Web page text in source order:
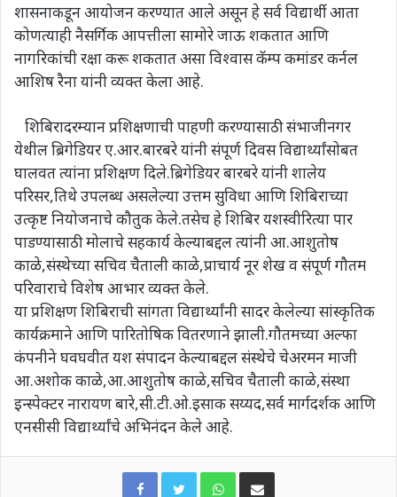
शासनाकडून आयोजन करण्यात आले असून हे सर्व विद्यार्थी आता
कोणत्याही नैसर्गिक आपत्तीला सामोरे जाऊ शकतात आणि
नागरिकांची रक्षा करू शकतात असा विश्वास कॅम्प कमांडर कर्नल
आशिष रैना यांनी व्यक्त केला आहे.
शिबिरादरम्यान प्रशिक्षणाची पाहणी करण्यासाठी संभाजीनगर
येथील ब्रिगेडियर ए.आर.बारबरे यांनी संपूर्ण दिवस विद्यार्थ्यांसोबत
घालवत त्यांना प्रशिक्षण दिले.ब्रिगेडियर बारबरे यांनी शालेय
परिसर,तिथे उपलब्ध असलेल्या उत्तम सुविधा आणि शिबिराच्या
उत्कृष्ट नियोजनाचे कौतुक केले.तसेच हे शिबिर यशस्वीरित्या पार
पाडण्यासाठी मोलाचे सहकार्य केल्याबद्दल त्यांनी आ.आशुतोष
काळे,संस्थेच्या सचिव चैताली काळे,प्राचार्य नूर शेख व संपूर्ण गौतम
परिवाराचे विशेष आभार व्यक्त केले.
या प्रशिक्षण शिबिराची सांगता विद्यार्थ्यांनी सादर केलेल्या सांस्कृतिक
कार्यक्रमाने आणि पारितोषिक वितरणाने झाली.गौतमच्या अल्फा
कंपनीने घवघवीत यश संपादन केल्याबद्दल संस्थेचे चेअरमन माजी
आ.अशोक काळे,आ.आशुतोष काळे,सचिव चैताली काळे,संस्था
इन्स्पेक्टर नारायण बारे,सी.टी.ओ.इसाक सय्यद,सर्व मार्गदर्शक आणि
एनसीसी विद्यार्थ्यांचे अभिनंदन केले आहे.
WhatsAppShare via Email